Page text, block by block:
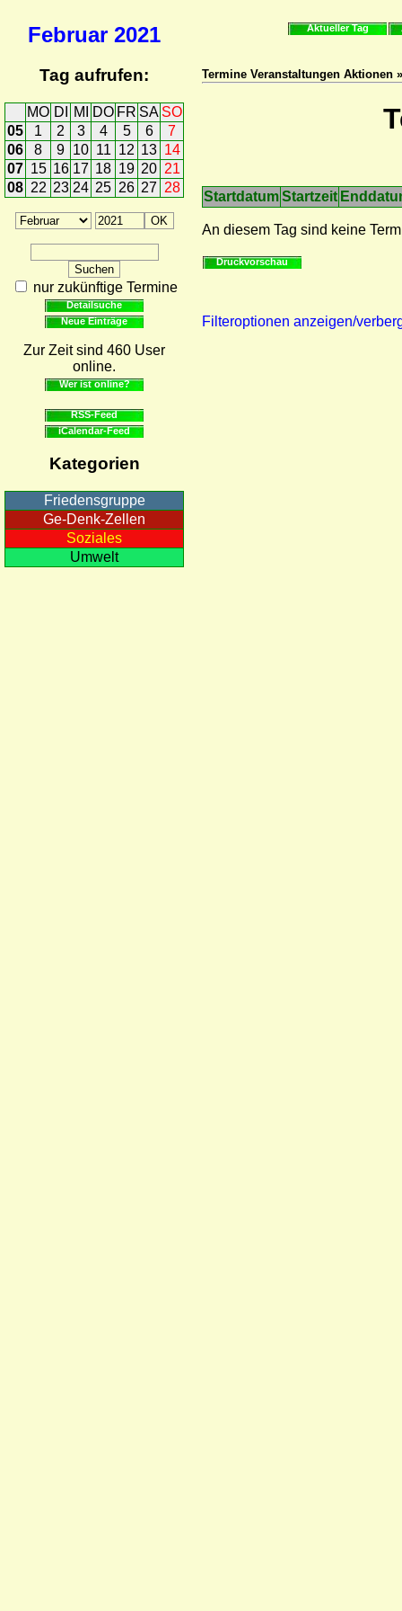
Februar 2021
Tag aufrufen:
MO DI MI DO FR SA SO
05
1 2 3 4 5 6
7
06
8 9 10 11 12 13 14
07 15 16 17 18 19 20 21
08 22 23 24 25 26 27 28
nur zukünftige Termine
Detailsuche
Neue Einträge
Zur Zeit sind 460 User
online.
Wer ist online?
RSS-Feed
iCalendar-Feed
Kategorien
Friedensgruppe
Ge-Denk-Zellen
Soziales
Umwelt
Aktueller Tag
Termine Veranstaltungen Aktionen
StartdatumStartzeit
An diesem Tag sind keine
Druckvorschau
Filteroptionen anzeigen/